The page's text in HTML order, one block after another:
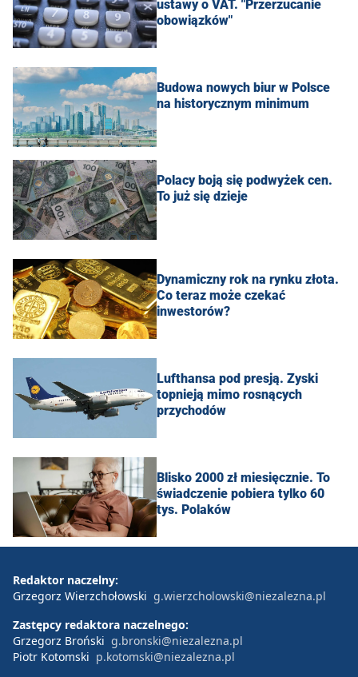
ustawy o VAT. "Przerzucanie
obowiązków"
Budowa nowych biur w Polsce
na historycznym minimum
Polacy boją się podwyżek cen.
To już się dzieje
Dynamiczny rok na rynku złota.
Co teraz może czekać
inwestorów?
Lufthansa pod presją. Zyski
topnieją mimo rosnących
przychodów
Blisko 2000 zł miesięcznie. To
świadczenie pobiera tylko 60
tys. Polaków
Redaktor naczelny:
Grzegorz Wierzchołowski g.wierzcholowski@niezalezna.pl
Zastępcy redaktora naczelnego:
Grzegorz Broński g.bronski@niezalezna.pl
Piotr Kotomski p.kotomski@niezalezna.pl